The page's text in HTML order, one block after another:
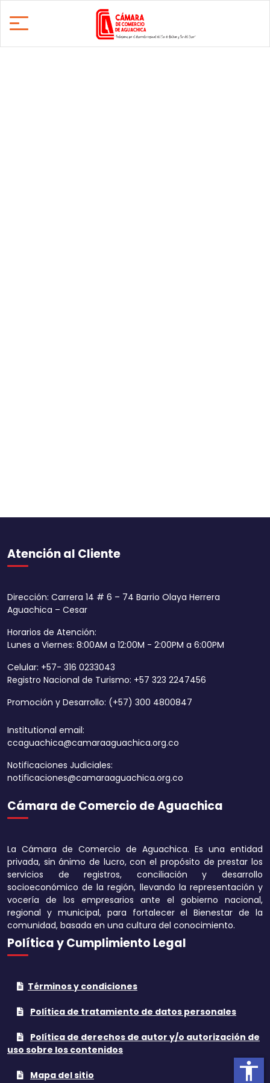
Atención al Cliente
Dirección: Carrera 14 # 6 – 74 Barrio Olaya Herrera
Aguachica – Cesar
Horarios de Atención:
Lunes a Viernes: 8:00AM a 12:00M - 2:00PM a 6:00PM
Celular: +57- 316 0233043
Registro Nacional de Turismo: +57 323 2247456
Promoción y Desarrollo: (+57) 300 4800847
Institutional email:
ccaguachica@camaraaguachica.org.co
Notificaciones Judiciales:
notificaciones@camaraaguachica.org.co
Cámara de Comercio de Aguachica
La Cámara de Comercio de Aguachica. Es una entidad
privada, sin ánimo de lucro, con el propósito de prestar los
servicios de registros, conciliación y desarrollo
socioeconómico de la región, llevando la representación y
vocería de los empresarios ante el gobierno nacional,
regional y municipal, para fortalecer el Bienestar de la
comunidad, basada en una cultura del conocimiento.
Política y Cumplimiento Legal
Términos y condiciones
Política de tratamiento de datos personales
Política de derechos de autor y/o autorización de
uso sobre los contenidos
Mapa del sitio accessibility
Aumentar
Aumentar el
texto
Disminuir el
texto
Aumentar la
Tonos grises
Subrayar enlaces
Cursor grande